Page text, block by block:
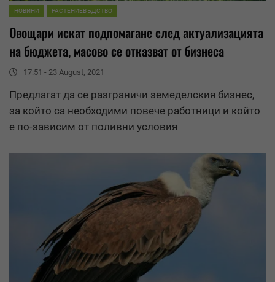
НОВИНИ РАСТЕНИЕВЪДСТВО
Овощари искат подпомагане след актуализацията
на бюджета, масово се отказват от бизнеса
17:51 - 23 August, 2021
Предлагат да се разграничи земеделския бизнес,
за който са необходими повече работници и който
е по-зависим от поливни условия